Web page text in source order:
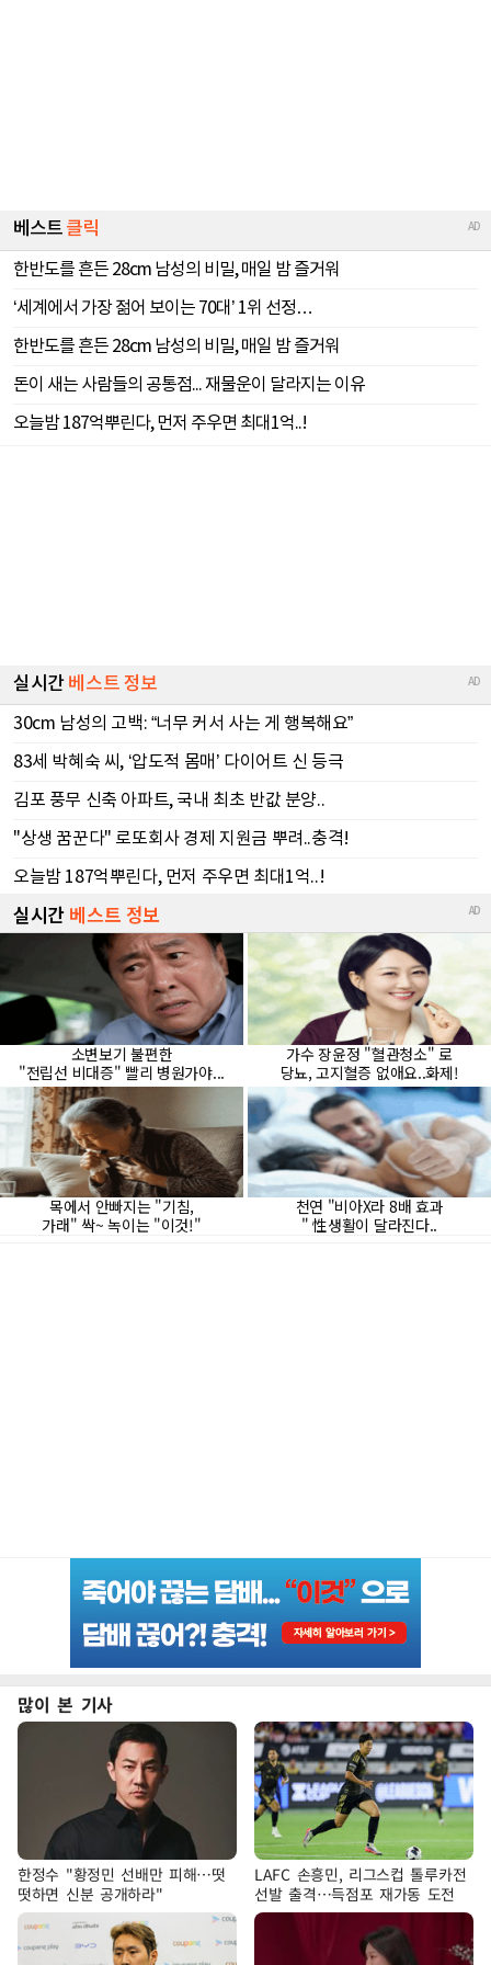
많이 본 기사
한정수 "황정민 선배만 피해…떳
떳하면 신분 공개하라"
LAFC 손흥민, 리그스컵 톨루카전
선발 출격…득점포 재가동 도전